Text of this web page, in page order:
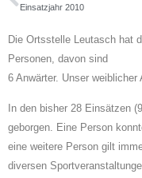
Einsatzjahr 2010
Die Ortsstelle Leutasch hat
Personen, davon sind
6 Anwärter. Unser
In den bisher 28 Einsätzen
geborgen. Eine Person
eine weitere Person gilt
diversen